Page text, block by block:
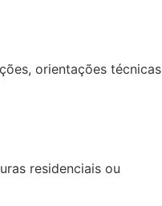
orientações técnicas
residenciais ou